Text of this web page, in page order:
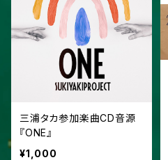
三浦タカ参加楽曲CD音源
『ONE』
¥1,000